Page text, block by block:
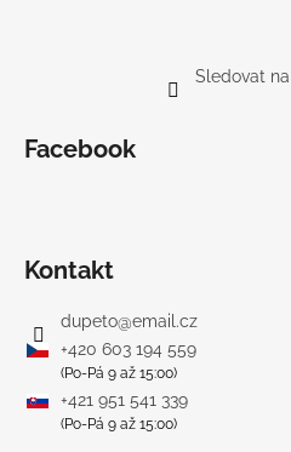
Sledovat
Facebook
Kontakt
dupeto@email.cz
+420 603 194 559
(Po-Pá 9 až 15:00)
+421 951 541 339
(Po-Pá 9 až 15:00)